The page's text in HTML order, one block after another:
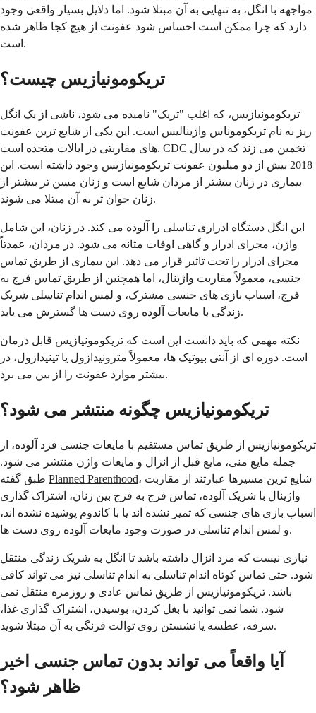
مواجهه با انگل، به تنهایی به آن مبتلا شود. اما دلایل بسیار واقعی وجود
دارد که چرا ممکن است احساس شود عفونت از هیچ کجا ظاهر شده
است.
تریکومونیازیس چیست؟
تریکومونیازیس، که اغلب "تریک" نامیده می شود، ناشی از یک انگل
ریز به نام تریکوموناس واژینالیس است. این یکی از شایع ترین عفونت
های مقاربتی در ایالات متحده است. CDC
2018 بیش از دو میلیون عفونت تریکومونیازیس وجود داشته است. این
بیماری در زنان بیشتر از مردان شایع است و زنان مسن تر بیشتر از
زنان جوان تر به آن مبتلا می شوند.
این انگل دستگاه ادراری تناسلی را آلوده می کند. در زنان، این شامل
واژن، مجرای ادرار و گاهی اوقات مثانه می شود. در مردان، عمدتاً
مجرای ادرار را تحت تاثیر قرار می دهد. این بیماری از طریق تماس
جنسی، معمولاً مقاربت واژینال، اما همچنین از طریق تماس فرج به
فرج، اسباب بازی های جنسی مشترک، و لمس اندام تناسلی شریک
زندگی با مایعات آلوده روی دست ها گسترش می یابد.
نکته مهمی که باید دانست این است که تریکومونیازیس قابل درمان
است. دوره ای از آنتی بیوتیک ها، معمولاً مترونیدازول یا تینیدازول، در
بیشتر موارد عفونت را از بین می برد.
تریکومونیازیس چگونه منتشر می شود؟
تریکومونیازیس از طریق تماس مستقیم با مایعات جنسی فرد آلوده، از
جمله مایع منی، مایع قبل از انزال و مایعات واژن منتشر می شود.
Planned Parenthood، شایع ترین مسیرها عبارتند از مقاربت
واژینال با شریک آلوده، تماس فرج به فرج بین زنان، اشتراک گذاری
اسباب بازی های جنسی که تمیز نشده اند یا با کاندوم پوشیده نشده اند،
و لمس اندام تناسلی در صورت وجود مایعات آلوده روی دست ها.
نیازی نیست که مرد انزال داشته باشد تا انگل به شریک زندگی منتقل
شود. حتی تماس کوتاه اندام تناسلی به اندام تناسلی نیز می تواند کافی
باشد. تریکومونیازیس از طریق تماس عادی و روزمره منتقل نمی
شود. شما نمی توانید با بغل کردن، بوسیدن، اشتراک گذاری غذا،
سرفه، عطسه یا نشستن روی توالت فرنگی به آن مبتلا شوید.
آیا واقعاً می تواند بدون تماس جنسی اخیر
ظاهر شود؟